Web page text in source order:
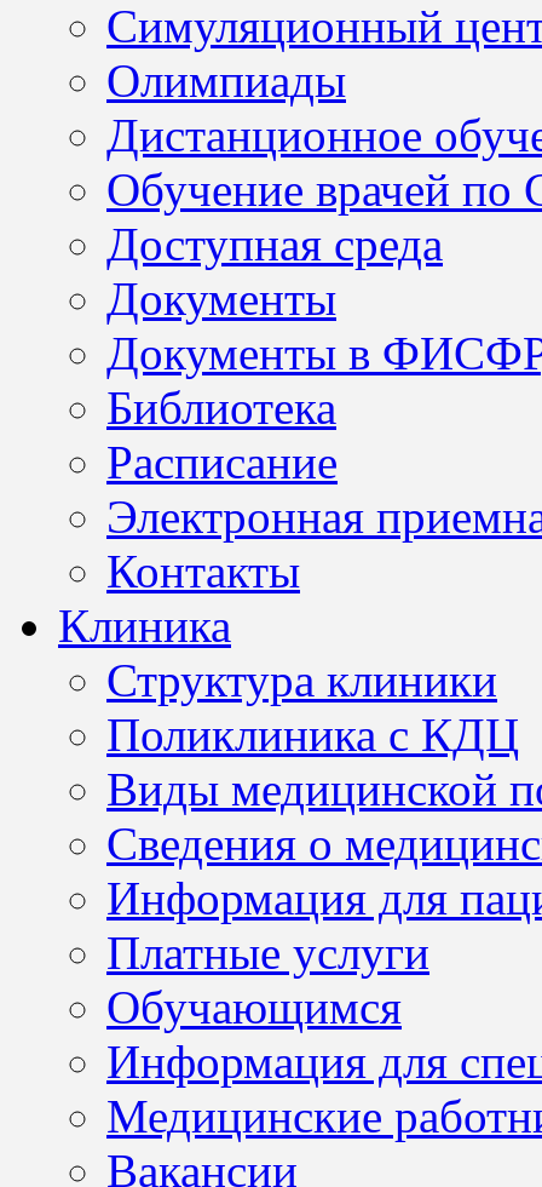
Симуляционный
Олимпиады
Дистанционное
Обучение врачей по
Доступная среда
Документы
Документы в
Библиотека
Расписание
Электронная
Контакты
Клиника
Структура клиники
Поликлиника с КДЦ
Виды медицинской
Сведения о
Информация для
Платные услуги
Обучающимся
Информация для
Медицинские
Вакансии